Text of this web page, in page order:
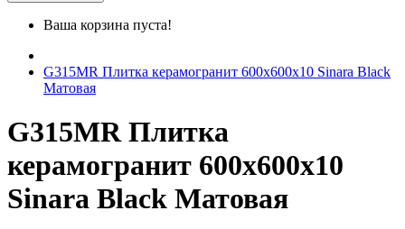
Ваша корзина пуста!
G315MR Плитка керамогранит 600х600х10 Sinara Black
Матовая
G315MR Плитка
керамогранит 600х600х10
Sinara Black Матовая